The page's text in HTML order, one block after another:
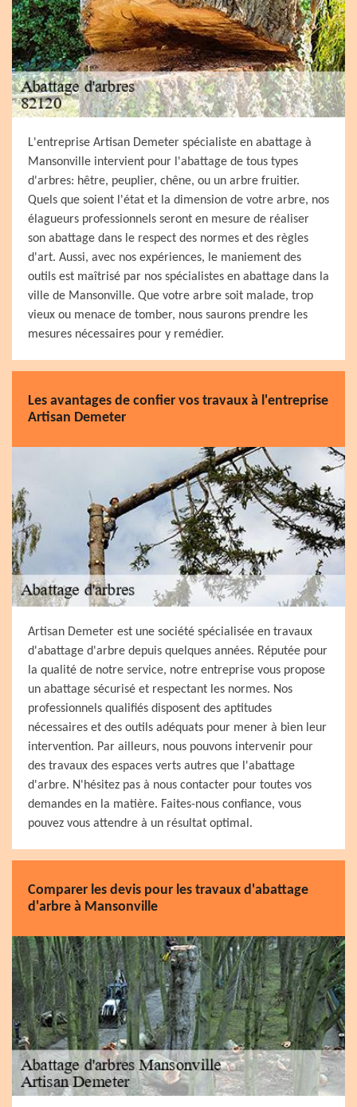
L'entreprise Artisan Demeter spécialiste en abattage à
Mansonville intervient pour l'abattage de tous types
d'arbres: hêtre, peuplier, chêne, ou un arbre fruitier.
Quels que soient l'état et la dimension de votre arbre, nos
élagueurs professionnels seront en mesure de réaliser
son abattage dans le respect des normes et des règles
d'art. Aussi, avec nos expériences, le maniement des
outils est maîtrisé par nos spécialistes en abattage dans la
ville de Mansonville. Que votre arbre soit malade, trop
vieux ou menace de tomber, nous saurons prendre les
mesures nécessaires pour y remédier.
Les avantages de confier vos travaux à l'entreprise
Artisan Demeter
Artisan Demeter est une société spécialisée en travaux
d'abattage d'arbre depuis quelques années. Réputée pour
la qualité de notre service, notre entreprise vous propose
un abattage sécurisé et respectant les normes. Nos
professionnels qualifiés disposent des aptitudes
nécessaires et des outils adéquats pour mener à bien leur
intervention. Par ailleurs, nous pouvons intervenir pour
des travaux des espaces verts autres que l'abattage
d'arbre. N'hésitez pas à nous contacter pour toutes vos
demandes en la matière. Faites-nous confiance, vous
pouvez vous attendre à un résultat optimal.
Comparer les devis pour les travaux d'abattage
d'arbre à Mansonville